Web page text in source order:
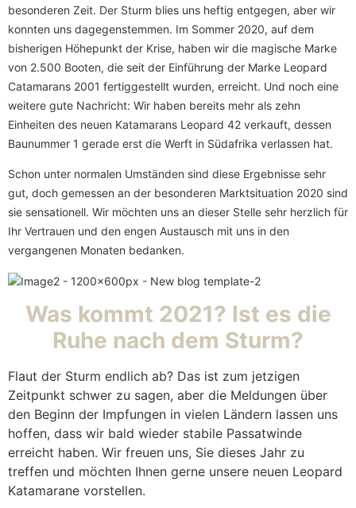
besonderen Zeit. Der Sturm blies uns heftig entgegen, aber wir
konnten uns dagegenstemmen. Im Sommer 2020, auf dem
bisherigen Höhepunkt der Krise, haben wir die magische Marke
von 2.500 Booten, die seit der Einführung der Marke Leopard
Catamarans 2001 fertiggestellt wurden, erreicht. Und noch eine
weitere gute Nachricht: Wir haben bereits mehr als zehn
Einheiten des neuen Katamarans Leopard 42 verkauft, dessen
Baunummer 1 gerade erst die Werft in Südafrika verlassen hat.
Schon unter normalen Umständen sind diese Ergebnisse sehr
gut, doch gemessen an der besonderen Marktsituation 2020 sind
sie sensationell. Wir möchten uns an dieser Stelle sehr herzlich für
Ihr Vertrauen und den engen Austausch mit uns in den
vergangenen Monaten bedanken.
Was kommt 2021? Ist es die
Ruhe nach dem Sturm?
Flaut der Sturm endlich ab? Das ist zum jetzigen
Zeitpunkt schwer zu sagen, aber die Meldungen über
den Beginn der Impfungen in vielen Ländern lassen uns
hoffen, dass wir bald wieder stabile Passatwinde
erreicht haben. Wir freuen uns, Sie dieses Jahr zu
treffen und möchten Ihnen gerne unsere neuen Leopard
Katamarane vorstellen.